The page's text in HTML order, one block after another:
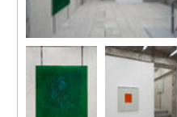
展覽現場
攝影：關尚智